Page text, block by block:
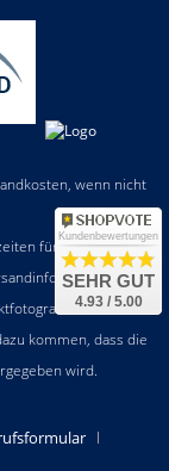
, wenn nicht
für andere Länder
und
kommen, dass die
wird.
Kundenbewertungen
SEHR GUT
4.93 / 5.00